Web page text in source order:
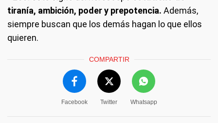
tiranía, ambición, poder y prepotencia. Además,
siempre buscan que los demás hagan lo que ellos
quieren.
COMPARTIR
Facebook Twitter Whatsapp